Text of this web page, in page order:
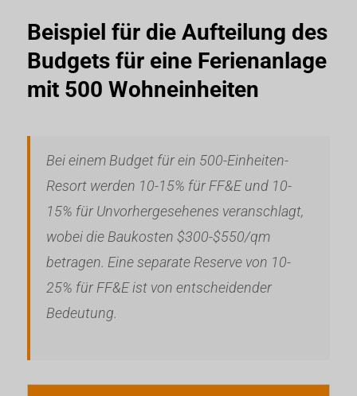
Beispiel für die Aufteilung des
Budgets für eine Ferienanlage
mit 500 Wohneinheiten
Bei einem Budget für ein 500-Einheiten-
Resort werden 10-15% für FF&E und 10-
15% für Unvorhergesehenes veranschlagt,
wobei die Baukosten $300-$550/qm
betragen. Eine separate Reserve von 10-
25% für FF&E ist von entscheidender
Bedeutung.